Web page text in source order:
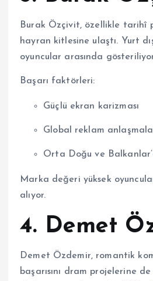
Burak Özçivit, özellikle tarihî
hayran kitlesine ulaştı. Yurt
oyuncular arasında
Başarı faktörleri:
Güçlü ekran karizması
Global reklam
Orta Doğu ve
Marka değeri yüksek
alıyor.
4. Demet
Demet Özdemir, romantik
başarısını dram projelerine